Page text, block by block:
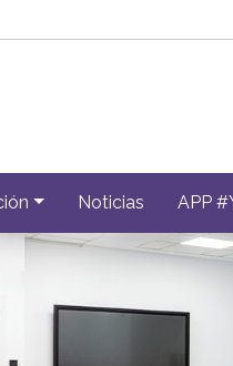
Noticias APP